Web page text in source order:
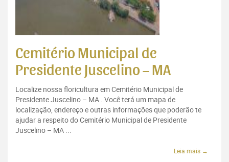
Cemitério Municipal de
Presidente Juscelino – MA
Localize nossa floricultura em Cemitério Municipal de
Presidente Juscelino – MA . Você terá um mapa de
localização, endereço e outras informações que poderão te
ajudar a respeito do Cemitério Municipal de Presidente
Juscelino – MA ...
Leia mais →